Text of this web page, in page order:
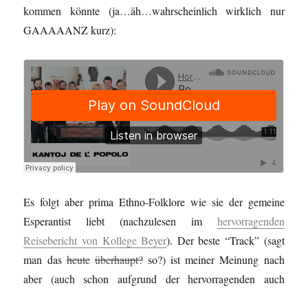
kommen könnte (ja…äh…wahrscheinlich wirklich nur
GAAAAANZ kurz):
Es folgt aber prima Ethno-Folklore wie sie der gemeine
Esperantist liebt (nachzulesen im hervorragenden
Reisebericht von Kollege Beyer). Der beste “Track” (sagt
man dasheute überhaupt?so?) ist meiner Meinung nach
aber (auch schon aufgrund der hervorragenden auch